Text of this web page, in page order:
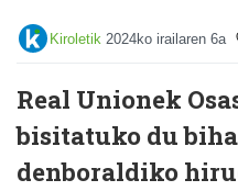
Kiroletik 2024ko irailaren 6a
Real Unionek
bisitatuko du
denboraldiko